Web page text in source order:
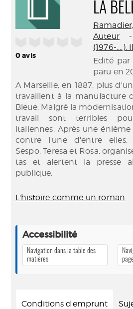
0avis
LA
Auteur
(1976-
Edité par
paru en
A Marseille, en 1887, plus
travaillent à la manufacture
Bleue. Malgré la
travail sont terribles
italiennes. Après une
contre l'une d'entre elles,
Sespo, Teresa et Rosa,
tas et alertent la presse
publique.
L'histoire comme un roman
Accessibilité
Navigation dans la table des
matières
Conditions d'emprunt